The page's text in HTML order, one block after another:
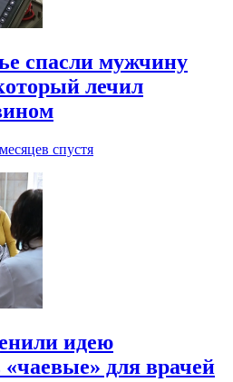
спасли мужчину
лечил
спустя
идею
«чаевые» для врачей